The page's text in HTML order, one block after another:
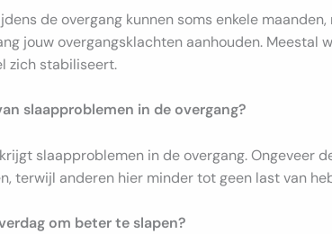
de overgang kunnen soms enkele
jouw overgangsklachten aanhouden. Meestal
zich stabiliseert.
slaapproblemen in de overgang?
slaapproblemen in de overgang. Ongeveer
terwijl anderen hier minder tot geen last van
om beter te slapen?